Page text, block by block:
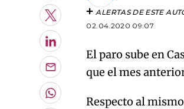
Twitter
LinkedIn
Enviar
por
Email
Whatsapp
ALERTAS DE ESTE
02.04.2020 09:07
El paro sube en
que el mes
Respecto al